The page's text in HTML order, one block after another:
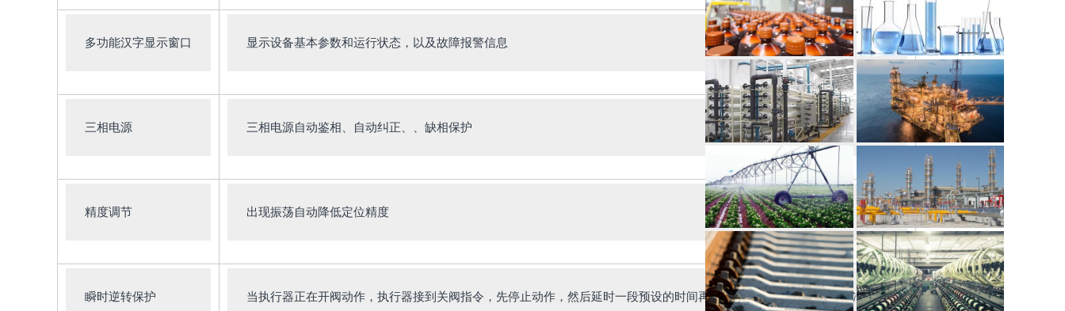
多功能汉字显示窗口 显示设备基本参数和运行状态，以及故障报警信息
三相电源 三相电源自动鉴相、自动纠正、、缺相保护
精度调节 出现振荡自动降低定位精度
瞬时逆转保护 当执行器正在开阀动作，执行器接到关阀指令，先停止动作，然后延时一段预设的时间再执行关阀动作，减少对设备冲击。